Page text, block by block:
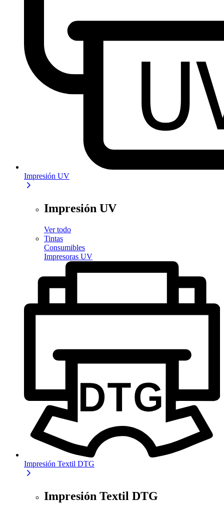
Impresión UV
Impresión UV
Ver todo
Tintas
Consumibles
Impresoras UV
Impresión Textil DTG
Impresión Textil DTG